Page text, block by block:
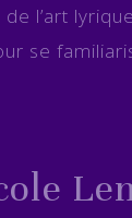
l’art
se